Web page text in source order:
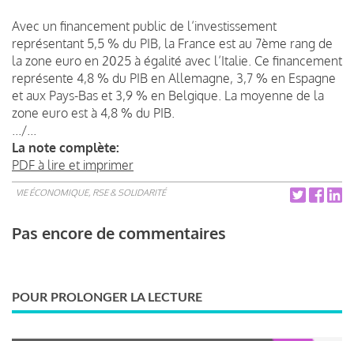
Avec un financement public de l’investissement
représentant 5,5 % du PIB, la France est au 7ème rang de
la zone euro en 2025 à égalité avec l’Italie. Ce financement
représente 4,8 % du PIB en Allemagne, 3,7 % en Espagne
et aux Pays-Bas et 3,9 % en Belgique. La moyenne de la
zone euro est à 4,8 % du PIB.
.../...
La note complète:
PDF à lire et imprimer
VIE ÉCONOMIQUE, RSE & SOLIDARITÉ
Pas encore de commentaires
POUR PROLONGER LA LECTURE